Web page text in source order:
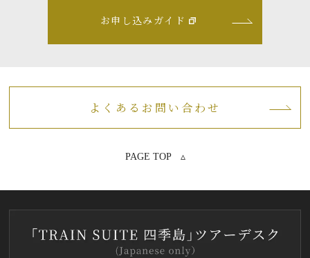
お申し込みガイド
よくあるお問い合わせ
PAGE TOP ▵